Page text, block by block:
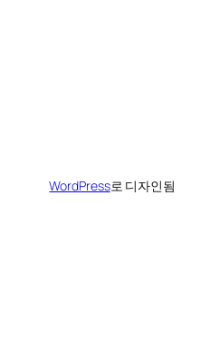
WordPress로 디자인됨